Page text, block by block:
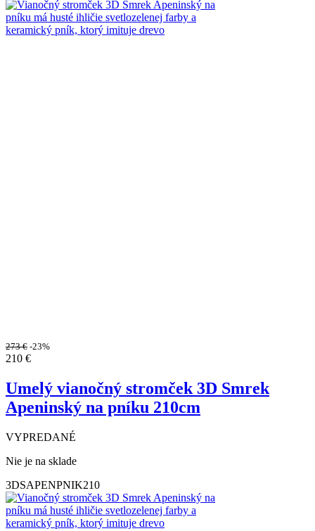
273€ -23%
210 €
Umelý vianočný stromček 3D Smrek
Apeninský na pníku 210cm
VYPREDANÉ
Nie je na sklade
3DSAPENPNIK210